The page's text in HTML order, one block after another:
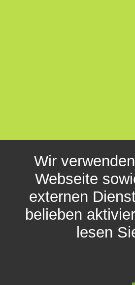
Wir
Webseite
externen
belieben
lesen